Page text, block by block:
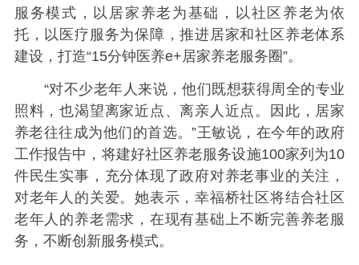
服务模式，以居家养老为基础，以社区养老为依
托，以医疗服务为保障，推进居家和社区养老体系
建设，打造“15分钟医养e+居家养老服务圈”。
“对不少老年人来说，他们既想获得周全的专业
照料，也渴望离家近点、离亲人近点。因此，居家
养老往往成为他们的首选。”王敏说，在今年的政府
工作报告中，将建好社区养老服务设施100家列为10
件民生实事，充分体现了政府对养老事业的关注，
对老年人的关爱。她表示，幸福桥社区将结合社区
老年人的养老需求，在现有基础上不断完善养老服
务，不断创新服务模式。